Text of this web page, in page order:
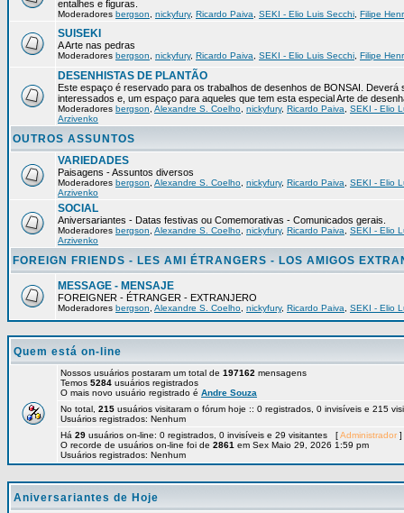
entalhes e figuras.
Moderadores bergson nickyfury, Ricardo Paiva SEKI - Elio Luis Secchi Filipe
SUISEKI
A Arte nas pedras
Moderadores bergson nickyfury, Ricardo Paiva SEKI - Elio Luis Secchi Filipe
DESENHISTAS DE PLANTÃO
Este espaço é reservado para os trabalhos de desenhos de BONSAI. Deverá
interessados e, um espaço para aqueles que tem esta especial Arte de
Moderadores bergson Alexandre S. Coelho nickyfury, Ricardo Paiva
SEKI - Elio
Arzivenko
OUTROS ASSUNTOS
VARIEDADES
Paisagens - Assuntos diversos
Moderadores bergson Alexandre S. Coelho nickyfury, Ricardo Paiva
SEKI - Elio
Arzivenko
SOCIAL
Aniversariantes - Datas festivas ou Comemorativas - Comunicados gerais.
Moderadores bergson Alexandre S. Coelho nickyfury, Ricardo Paiva
SEKI - Elio
Arzivenko
FOREIGN FRIENDS - LES AMI ÉTRANGERS - LOS AMIGOS
MESSAGE - MENSAJE
FOREIGNER - ÉTRANGER - EXTRANJERO
Moderadores bergson Alexandre S. Coelho nickyfury, Ricardo Paiva SEKI - Elio
Quem está on-line
Nossos usuários postaram um total de 197162 mensagens
Temos 5284 usuários registrados
O mais novo usuário registrado é Andre Souza
No total, 215 usuários visitaram o fórum hoje :: 0 registrados, 0 invisíveis e 215
Usuários registrados: Nenhum
Há 29 usuários on-line: 0 registrados, 0 invisíveis e 29 visitantes [Administrador
O recorde de usuários on-line foi de 2861 em Sex Maio 29, 2026 1:59 pm
Usuários registrados: Nenhum
Aniversariantes de Hoje